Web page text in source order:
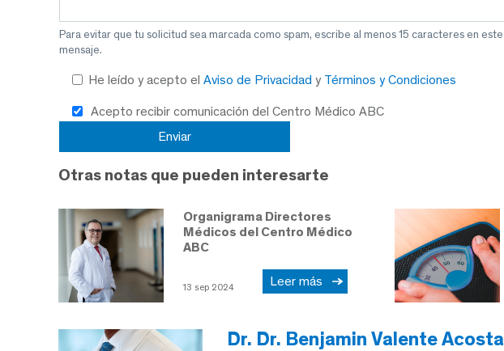
Para evitar que tu solicitud sea marcada como spam, escribe al menos 15 caracteres en este
mensaje.
He leído y acepto el Aviso de Privacidad y Términos y Condiciones
Acepto recibir comunicación del Centro Médico ABC
Otras notas que pueden interesarte
Organigrama Directores
Médicos del Centro Médico
ABC
13 sep 2024 Leer más
Dr. Dr. Benjamin Valente Acosta